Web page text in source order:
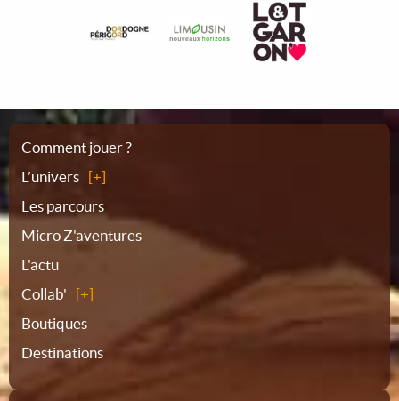
Plan
du
site
Comment jouer ?
L’univers
Les parcours
Micro Z'aventures
L'actu
Collab'
Boutiques
Destinations